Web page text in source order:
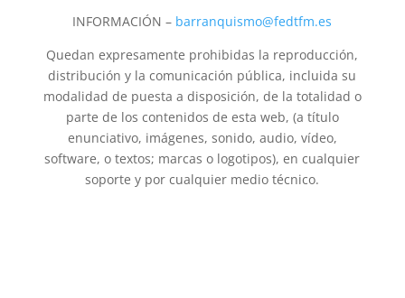
INFORMACIÓN – barranquismo@fedtfm.es
Quedan expresamente prohibidas la reproducción,
distribución y la comunicación pública, incluida su
modalidad de puesta a disposición, de la totalidad o
parte de los contenidos de esta web, (a título
enunciativo, imágenes, sonido, audio, vídeo,
software, o textos; marcas o logotipos), en cualquier
soporte y por cualquier medio técnico.